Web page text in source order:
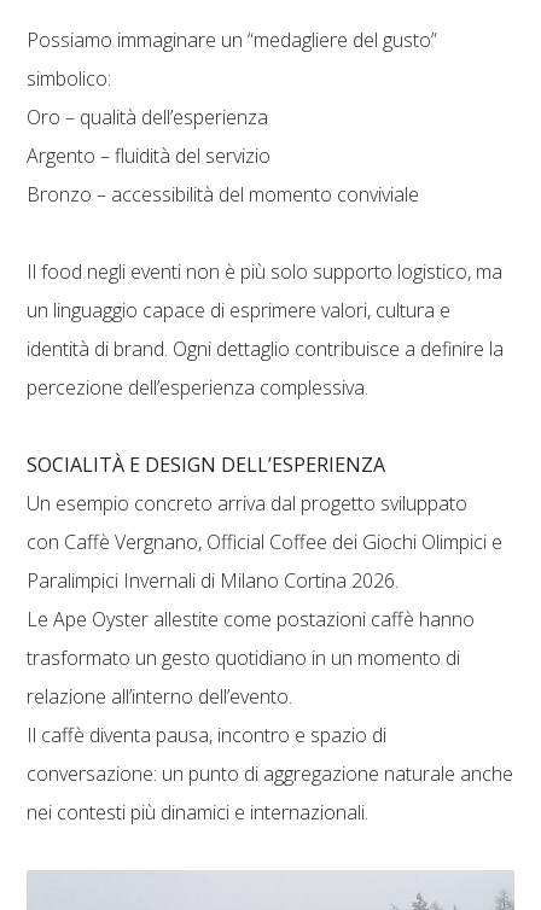
Possiamo immaginare un “medagliere del gusto”
simbolico:
Oro – qualità dell’esperienza
Argento – fluidità del servizio
Bronzo – accessibilità del momento conviviale
Il food negli eventi non è più solo supporto logistico, ma
un linguaggio capace di esprimere valori, cultura e
identità di brand. Ogni dettaglio contribuisce a definire la
percezione dell’esperienza complessiva.
SOCIALITÀ E DESIGN DELL’ESPERIENZA
Un esempio concreto arriva dal progetto sviluppato
con Caffè Vergnano, Official Coffee dei Giochi Olimpici e
Paralimpici Invernali di Milano Cortina 2026.
Le Ape Oyster allestite come postazioni caffè hanno
trasformato un gesto quotidiano in un momento di
relazione all’interno dell’evento.
Il caffè diventa pausa, incontro e spazio di
conversazione: un punto di aggregazione naturale anche
nei contesti più dinamici e internazionali.